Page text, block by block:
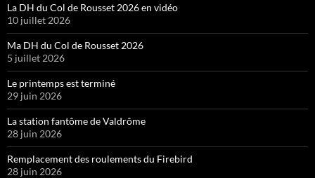
La DH du Col de Rousset 2026 en vidéo
10 juillet 2026
Ma DH du Col de Rousset 2026
5 juillet 2026
Le printemps est terminé
29 juin 2026
La station fantôme de Valdrôme
28 juin 2026
Remplacement des roulements du Firebird
28 juin 2026